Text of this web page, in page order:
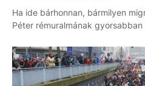
Ha ide bárhonnan, bármilyen
Péter rémuralmának